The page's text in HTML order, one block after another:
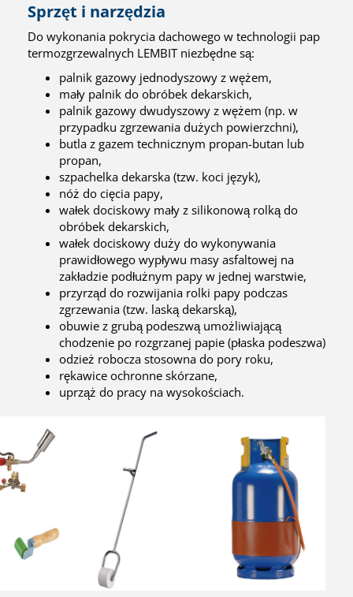
Sprzęt i narzędzia
Do wykonania pokrycia dachowego w technologii pap
termozgrzewalnych LEMBIT niezbędne są:
palnik gazowy jednodyszowy z wężem,
mały palnik do obróbek dekarskich,
palnik gazowy dwudyszowy z wężem (np. w
przypadku zgrzewania dużych powierzchni),
butla z gazem technicznym propan-butan lub
propan,
szpachelka dekarska (tzw. koci język),
nóż do cięcia papy,
wałek dociskowy mały z silikonową rolką do
obróbek dekarskich,
wałek dociskowy duży do wykonywania
prawidłowego wypływu masy asfaltowej na
zakładzie podłużnym papy w jednej warstwie,
przyrząd do rozwijania rolki papy podczas
zgrzewania (tzw. laską dekarską),
obuwie z grubą podeszwą umożliwiającą
chodzenie po rozgrzanej papie (płaska podeszwa)
odzież robocza stosowna do pory roku,
rękawice ochronne skórzane,
uprząż do pracy na wysokościach.